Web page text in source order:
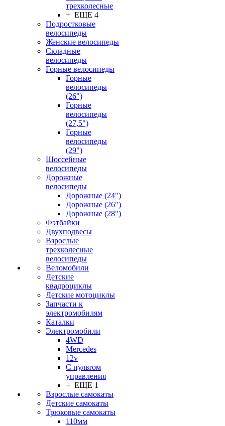
трехколесные
+ ЕЩЕ 4
Подростковые
велосипеды
Женские велосипеды
Складные
велосипеды
Горные велосипеды
Горные
велосипеды
(26")
Горные
велосипеды
(27,5")
Горные
велосипеды
(29")
Шоссейные
велосипеды
Дорожные
велосипеды
Дорожные (24")
Дорожные (26")
Дорожные (28")
Фэтбайки
Двухподвесы
Взрослые
трехколесные
велосипеды
Веломобили
Детские
квадроциклы
Детские мотоциклы
Запчасти к
электромобилям
Каталки
Электромобили
4WD
Mercedes
12v
С пультом
управления
+ ЕЩЕ 1
Взрослые самокаты
Детские самокаты
Трюковые самокаты
110мм